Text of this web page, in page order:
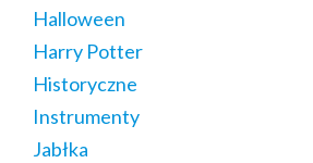
Halloween
Harry Potter
Historyczne
Instrumenty
Jabłka